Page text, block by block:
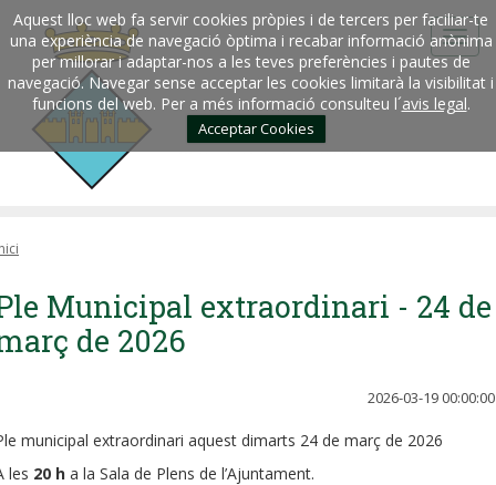
Aquest lloc web fa servir cookies pròpies i de tercers per faciliar-te
una experiència de navegació òptima i recabar informació anònima
per millorar i adaptar-nos a les teves preferències i pautes de
navegació. Navegar sense acceptar les cookies limitarà la visibilitat i
funcions del web. Per a més informació consulteu l´avis legal.
Acceptar Cookies
Municipal extraordinari - 24 de
de 2026
2026-03-19 00:00:00
municipal extraordinari aquest dimarts 24 de març de 2026
les 20 h a la Sala de Plens de l’Ajuntament.